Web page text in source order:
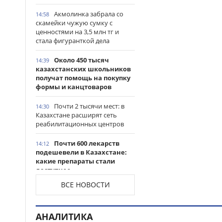
14:58
Акмолинка забрала со
скамейки чужую сумку с
ценностями на 3,5 млн тг и
стала фигуранткой дела
14:39
Около 450 тысяч
казахстанских школьников
получат помощь на покупку
формы и канцтоваров
14:30
Почти 2 тысячи мест: в
Казахстане расширят сеть
реабилитационных центров
14:12
Почти 600 лекарств
подешевели в Казахстане:
какие препараты стали
доступнее
Казахстанские
таеквондисты завоевали
четыре медали на турнире в
Индонезии
ВСЕ НОВОСТИ
АНАЛИТИКА